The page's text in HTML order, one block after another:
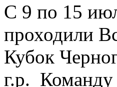
С 9 по 15
проходили
Кубок
г.р.